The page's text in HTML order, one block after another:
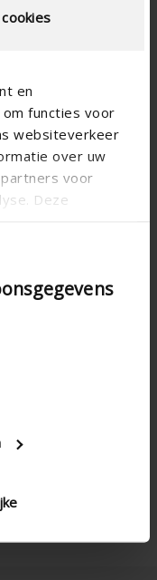
en
functies voor
websiteverkeer
over uw
voor
Deze
verstrekt of
van uw gebruik